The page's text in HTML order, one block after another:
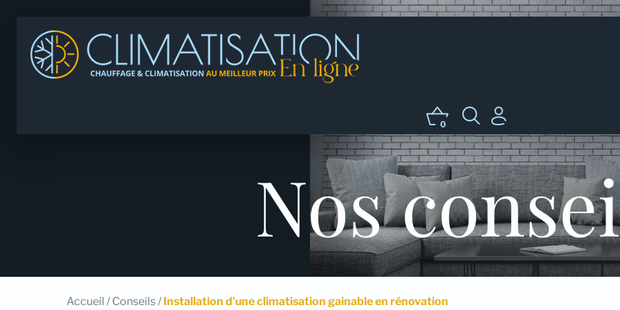
0
Nos
Accueil / Conseils/ Installation d’une climatisation gainable en rénovation